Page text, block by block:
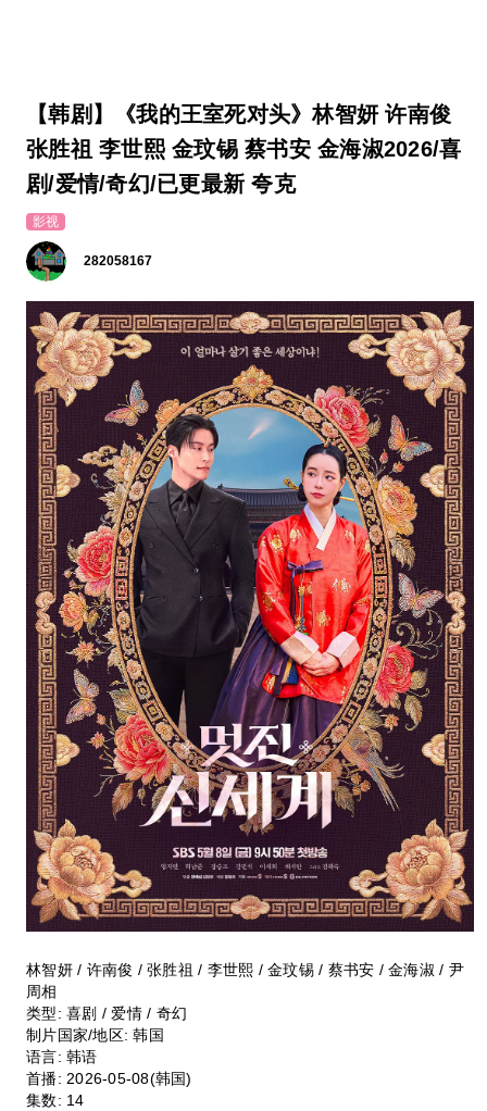
【韩剧】《我的王室死对头》林智妍 许南俊
张胜祖 李世熙 金玟锡 蔡书安 金海淑2026/喜
剧/爱情/奇幻/已更最新 夸克
影视
282058167
林智妍 / 许南俊 / 张胜祖 / 李世熙 / 金玟锡 / 蔡书安 / 金海淑 / 尹
周相
类型: 喜剧 / 爱情 / 奇幻
制片国家/地区: 韩国
语言: 韩语
首播: 2026-05-08(韩国)
集数: 14